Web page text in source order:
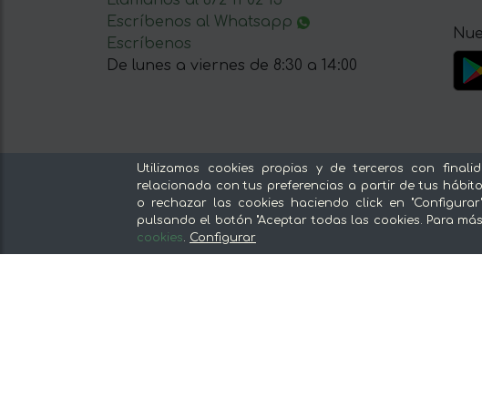
Escríbenos al Whatsapp
Escríbenos
De lunes a viernes de 8:30 a 14:00
Nuestras secciones
Del productor, sin intermediarios
Tiendas Especializadas y Productos
Gourmet
Utilizamos cookies propias y de terceros con
relacionada con tus preferencias a partir de tus
o rechazar las cookies haciendo click en
pulsando el botón "Aceptar todas las cookies. Para
cookies. Configurar